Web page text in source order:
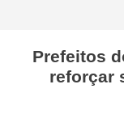
Prefeitos
reforçar